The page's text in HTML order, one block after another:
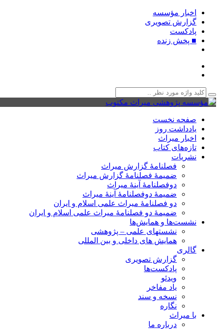
اخبار مؤسسه
گزارش تصویری
پادکست‌
■ پخش زنده
صفحه نخست
یادداشت روز
اخبار میراث
تازه‌های کتاب
نشریات
فصلنامۀ گزارش میراث
ضمیمۀ فصلنامۀ گزارش میراث
دوفصلنامۀ آینۀ میراث
ضمیمۀ دوفصلنامۀ آینۀ میراث
دو فصلنامۀ میراث علمی اسلام و ایران
ضمیمۀ دو فصلنامۀ میراث علمی اسلام و ایران
نشست‌ها و همایش‌ها
نشستهای علمی – پژوهشی
همایش های داخلی و بین المللی
گالری
گزارش تصویری
پادکست‌ها
ویدئو
یاد مفاخر
نسخه و سند
نگاره
با میراث
درباره ما